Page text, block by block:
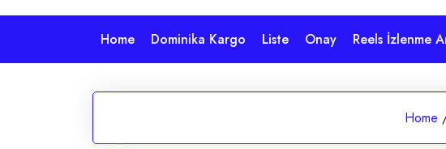
Home Dominika Kargo Liste Onay Reels İzlenme
Home